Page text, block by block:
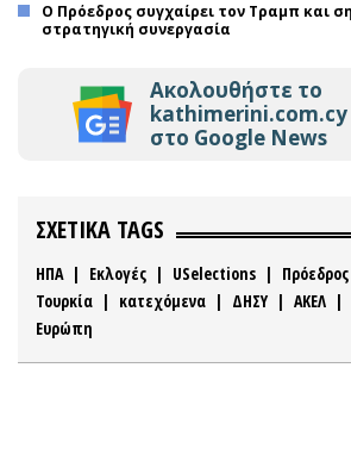
O Πρόεδρος συγχαίρει τον Τραμπ και
στρατηγική συνεργασία
Ακολουθήστε το
kathimerini.com.cy
στο Google News
ΣΧΕΤΙΚΑ TAGS
ΗΠΑ| Εκλογές | USelections | Πρόεδρος
Τουρκία | κατεχόμενα | ΔΗΣΥ | ΑΚΕΛ |
Ευρώπη